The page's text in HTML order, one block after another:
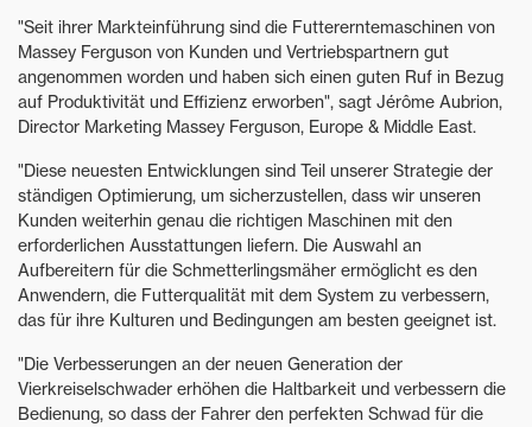
"Seit ihrer Markteinführung sind die Futtererntemaschinen von
Massey Ferguson von Kunden und Vertriebspartnern gut
angenommen worden und haben sich einen guten Ruf in Bezug
auf Produktivität und Effizienz erworben", sagt Jérôme Aubrion,
Director Marketing Massey Ferguson, Europe & Middle East.
"Diese neuesten Entwicklungen sind Teil unserer Strategie der
ständigen Optimierung, um sicherzustellen, dass wir unseren
Kunden weiterhin genau die richtigen Maschinen mit den
erforderlichen Ausstattungen liefern. Die Auswahl an
Aufbereitern für die Schmetterlingsmäher ermöglicht es den
Anwendern, die Futterqualität mit dem System zu verbessern,
das für ihre Kulturen und Bedingungen am besten geeignet ist.
"Die Verbesserungen an der neuen Generation der
Vierkreiselschwader erhöhen die Haltbarkeit und verbessern die
Bedienung, so dass der Fahrer den perfekten Schwad für die